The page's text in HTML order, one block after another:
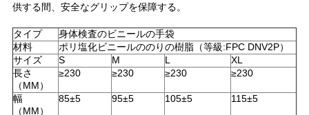
し
な
さ
い
供する間、安全なグリップを保障する。
タイプ
身体検査のビニールの手袋
材料
ポリ塩化ビニールののりの樹脂（等級:FPC DNV2P）
サイズ
S M L
XL
長さ
（MM）
≥230 ≥230 ≥230 ≥230
幅
（MM）
85±5 95±5 105±5 115±5